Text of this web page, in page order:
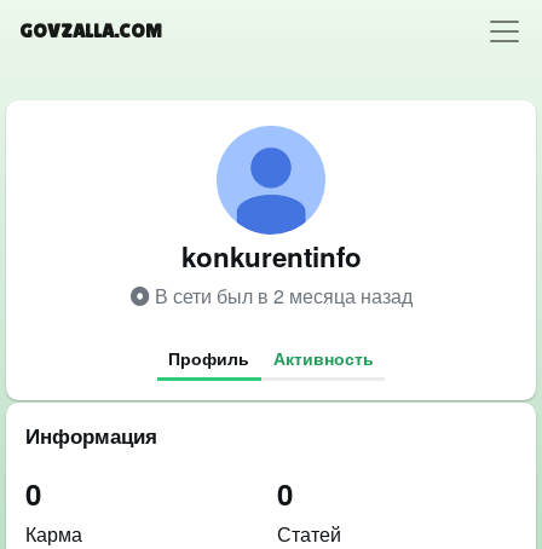
GOVZALLA.COM
konkurentinfo
В сети был в 2 месяца назад
Профиль Активность
Информация
0
Карма
0
Статей